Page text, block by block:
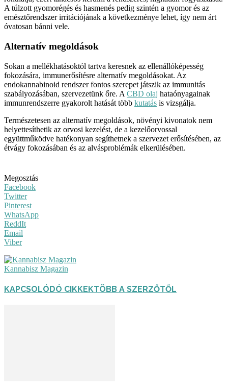
A túlzott gyomorégés és hasmenés pedig szintén a gyomor és az
emésztőrendszer irritációjának a következménye lehet, így nem árt
óvatosan bánni vele.
Alternatív megoldások
Sokan a mellékhatásoktól tartva keresnek az ellenállóképesség
fokozására, immunerősítésre alternatív megoldásokat. Az
endokannabinoid rendszer fontos szerepet játszik az immunitás
szabályozásában, szervezetünk őre. A CBD olaj hataónyagainak
immunrendszerre gyakorolt hatását több kutatás is vizsgálja.
Természetesen az alternatív megoldások, növényi kivonatok nem
helyettesíthetik az orvosi kezelést, de a kezelőorvossal
együttműködve hatékonyan segíthetnek a szervezet erősítésében, az
étvágy fokozásában és az alvásproblémák elkerülésében.
Megosztás
Facebook
Twitter
Pinterest
WhatsApp
ReddIt
Email
Viber
Kannabisz Magazin
KAPCSOLÓDÓ CIKKEKTÖBB A SZERZŐTŐL